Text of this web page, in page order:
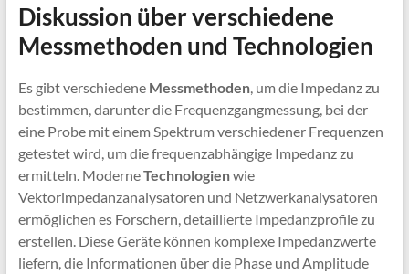
Diskussion über verschiedene
Messmethoden und Technologien
Es gibt verschiedene Messmethoden, um die Impedanz zu
bestimmen, darunter die Frequenzgangmessung, bei der
eine Probe mit einem Spektrum verschiedener Frequenzen
getestet wird, um die frequenzabhängige Impedanz zu
ermitteln. ModerneTechnologienwie
Vektorimpedanzanalysatoren und Netzwerkanalysatoren
ermöglichen es Forschern, detaillierte Impedanzprofile zu
erstellen. Diese Geräte können komplexe Impedanzwerte
liefern, die Informationen über die Phase und Amplitude